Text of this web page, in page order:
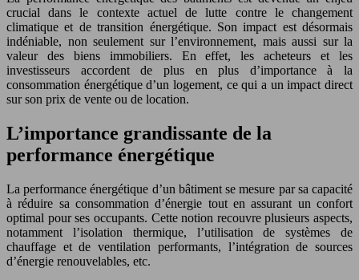
crucial dans le contexte actuel de lutte contre le changement
climatique et de transition énergétique. Son impact est désormais
indéniable, non seulement sur l’environnement, mais aussi sur la
valeur des biens immobiliers. En effet, les acheteurs et les
investisseurs accordent de plus en plus d’importance à la
consommation énergétique d’un logement, ce qui a un impact direct
sur son prix de vente ou de location.
L’importance grandissante de la
performance énergétique
La performance énergétique d’un bâtiment se mesure par sa capacité
à réduire sa consommation d’énergie tout en assurant un confort
optimal pour ses occupants. Cette notion recouvre plusieurs aspects,
notamment l’isolation thermique, l’utilisation de systèmes de
chauffage et de ventilation performants, l’intégration de sources
d’énergie renouvelables, etc.